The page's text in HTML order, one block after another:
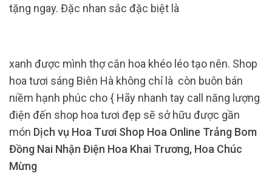
tặng ngay. Đặc nhan sắc đặc biệt là
xanh được mình thợ cắn hoa khéo léo tạo nên. Shop
hoa tươi sáng Biên Hà không chỉ là còn buôn bán
niềm hạnh phúc cho { Hãy nhanh tay call năng lượng
điện đến shop hoa tươi đẹp sẽ sở hữu được gần
món Dịch vụ Hoa Tươi Shop Hoa Online Trảng Bom
Đồng Nai Nhận Điện Hoa Khai Trương, Hoa Chúc
Mừng